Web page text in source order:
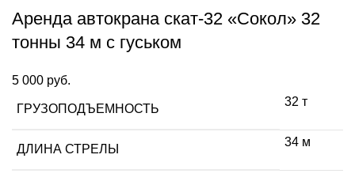
Аренда автокрана скат-32 «Сокол» 32
тонны 34 м с гуськом
5 000 руб.
ГРУЗОПОДЪЕМНОСТЬ
32 т
ДЛИНА СТРЕЛЫ
34 м